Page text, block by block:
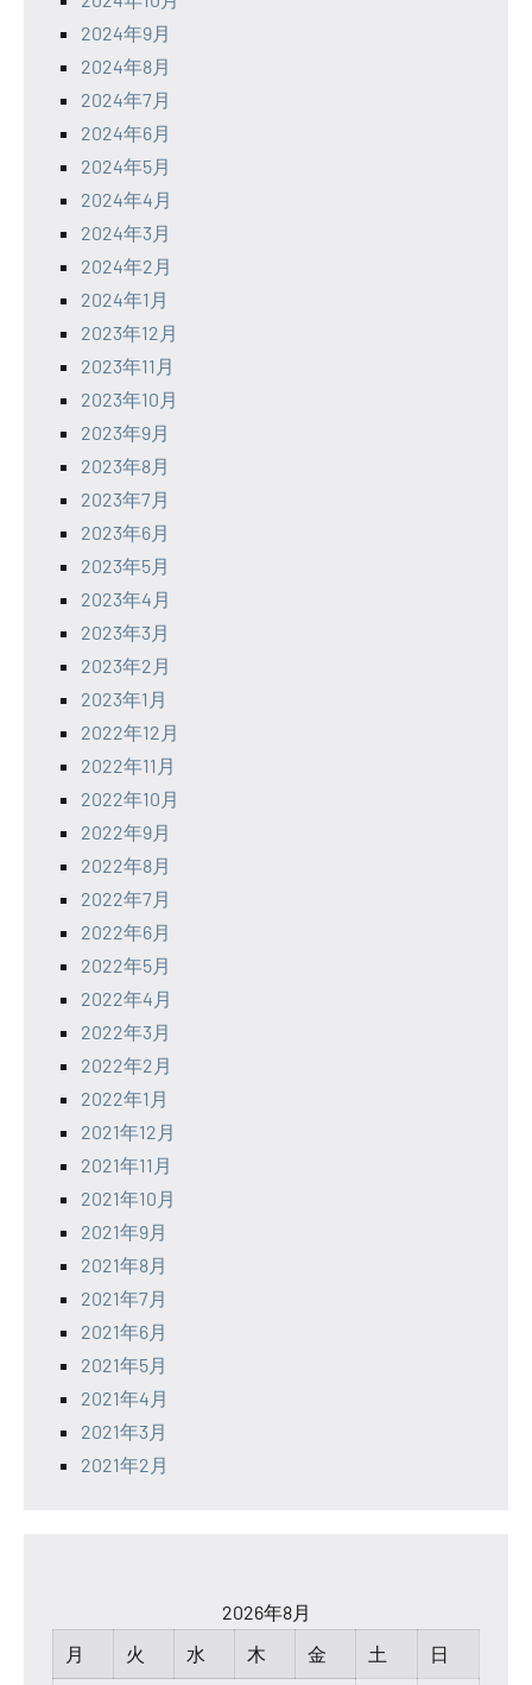
2024年9月
2024年8月
2024年7月
2024年6月
2024年5月
2024年4月
2024年3月
2024年2月
2024年1月
2023年12月
2023年11月
2023年10月
2023年9月
2023年8月
2023年7月
2023年6月
2023年5月
2023年4月
2023年3月
2023年2月
2023年1月
2022年12月
2022年11月
2022年10月
2022年9月
2022年8月
2022年7月
2022年6月
2022年5月
2022年4月
2022年3月
2022年2月
2022年1月
2021年12月
2021年11月
2021年10月
2021年9月
2021年8月
2021年7月
2021年6月
2021年5月
2021年4月
2021年3月
2021年2月
2026年8月
月
火 水 木 金 土 日